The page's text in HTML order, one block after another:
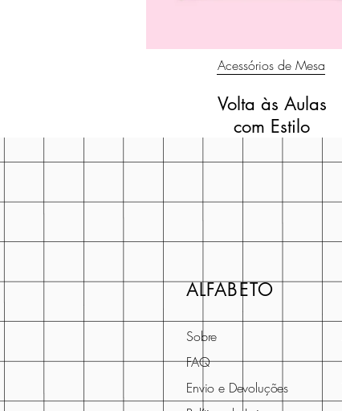
Acessórios de Mesa
Volta às Aulas
com Estilo
ALFABETO
Sobre
FAQ
Envio e Devoluções